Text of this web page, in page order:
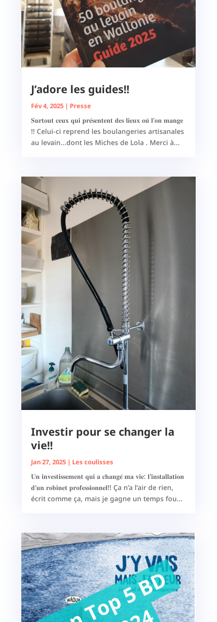
J’adore les guides!!
Fév 4, 2025| Presse
𝐒𝐮𝐫𝐭𝐨𝐮𝐭 𝐜𝐞𝐮𝐱 𝐪𝐮𝐢 𝐩𝐫𝐞́𝐬𝐞𝐧𝐭𝐞𝐧𝐭 𝐝𝐞𝐬 𝐥𝐢𝐞𝐮𝐱 𝐨𝐮̀ 𝐥'𝐨𝐧 𝐦𝐚𝐧𝐠𝐞
!! Celui-ci reprend les boulangeries artisanales
au levain...dont les Miches de Lola . Merci à...
Investir pour se changer la
vie!!
Jan 27, 2025| Les coulisses
𝐔𝐧 𝐢𝐧𝐯𝐞𝐬𝐭𝐢𝐬𝐬𝐞𝐦𝐞𝐧𝐭 𝐪𝐮𝐢 𝐚 𝐜𝐡𝐚𝐧𝐠𝐞́ 𝐦𝐚 𝐯𝐢𝐞: 𝐥'𝐢𝐧𝐬𝐭𝐚𝐥𝐥𝐚𝐭𝐢𝐨𝐧
𝐝'𝐮𝐧 𝐫𝐨𝐛𝐢𝐧𝐞𝐭 𝐩𝐫𝐨𝐟𝐞𝐬𝐬𝐢𝐨𝐧𝐧𝐞𝐥!! Ça n’a l’air de rien,
écrit comme ça, mais je gagne un temps fou...